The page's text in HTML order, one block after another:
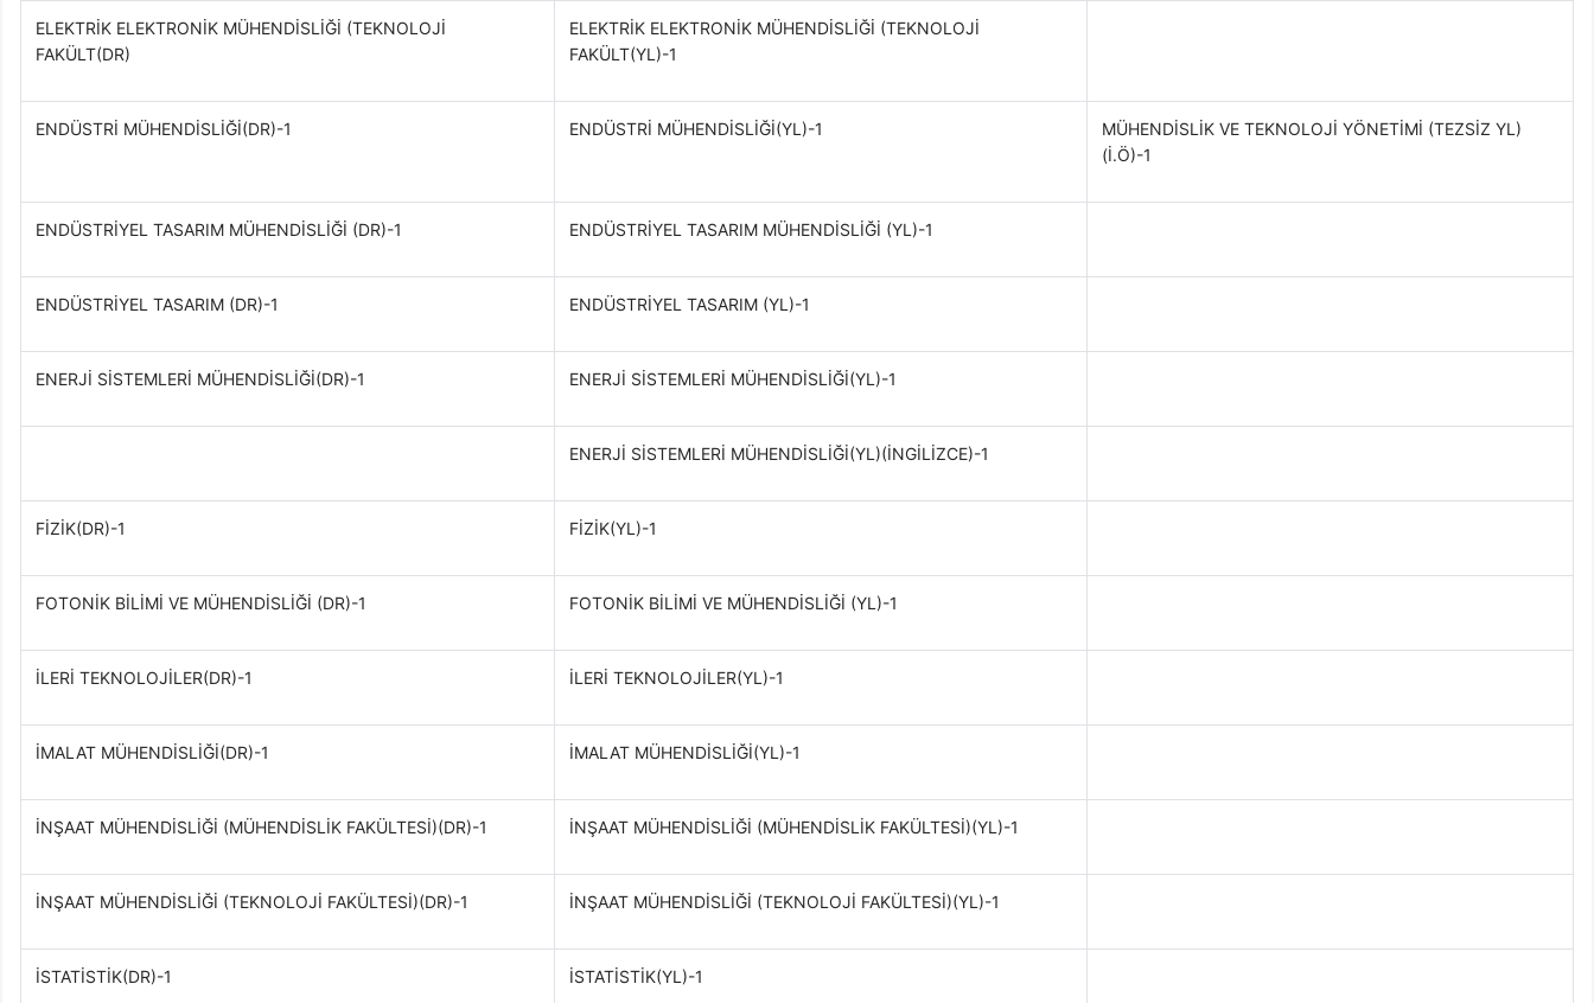
ELEKTRİK ELEKTRONİK MÜHENDİSLİĞİ (TEKNOLOJİ
FAKÜLT(DR)
ELEKTRİK ELEKTRONİK MÜHENDİSLİĞİ (TEKNOLOJİ
FAKÜLT(YL)-1
ENDÜSTRİ MÜHENDİSLİĞİ(DR)-1 ENDÜSTRİ MÜHENDİSLİĞİ(YL)-1
MÜHENDİSLİK VE TEKNOLOJİ YÖNETİMİ (TEZSİZ YL)
(İ.Ö)-1
ENDÜSTRİYEL TASARIM MÜHENDİSLİĞİ (DR)-1 ENDÜSTRİYEL TASARIM MÜHENDİSLİĞİ (YL)-1
ENDÜSTRİYEL TASARIM (DR)-1 ENDÜSTRİYEL TASARIM (YL)-1
ENERJİ SİSTEMLERİ MÜHENDİSLİĞİ(DR)-1 ENERJİ SİSTEMLERİ MÜHENDİSLİĞİ(YL)-1
ENERJİ SİSTEMLERİ MÜHENDİSLİĞİ(YL)(İNGİLİZCE)-1
FİZİK(DR)-1 FİZİK(YL)-1
FOTONİK BİLİMİ VE MÜHENDİSLİĞİ (DR)-1 FOTONİK BİLİMİ VE MÜHENDİSLİĞİ (YL)-1
İLERİ TEKNOLOJİLER(DR)-1 İLERİ TEKNOLOJİLER(YL)-1
İMALAT MÜHENDİSLİĞİ(DR)-1 İMALAT MÜHENDİSLİĞİ(YL)-1
İNŞAAT MÜHENDİSLİĞİ (MÜHENDİSLİK FAKÜLTESİ)(DR)-1 İNŞAAT MÜHENDİSLİĞİ (MÜHENDİSLİK FAKÜLTESİ)(YL)-1
İNŞAAT MÜHENDİSLİĞİ (TEKNOLOJİ FAKÜLTESİ)(DR)-1 İNŞAAT MÜHENDİSLİĞİ (TEKNOLOJİ FAKÜLTESİ)(YL)-1
İSTATİSTİK(DR)-1 İSTATİSTİK(YL)-1